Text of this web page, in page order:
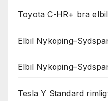
Toyota C-HR+ bra elbil
Elbil
Elbil
Tesla Y Standard